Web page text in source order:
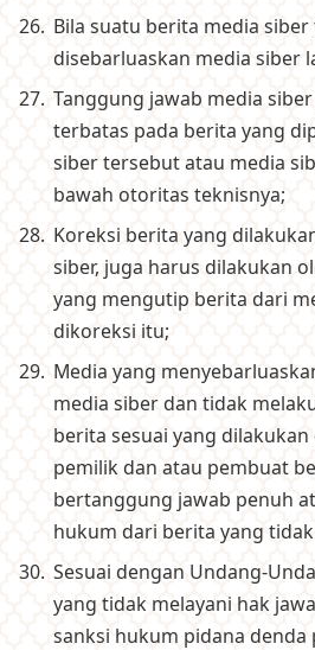
Bila suatu berita media
disebarluaskan media siber
Tanggung jawab media
terbatas pada berita yang
siber tersebut atau media
bawah otoritas teknisnya;
Koreksi berita yang
siber, juga harus dilakukan
yang mengutip berita dari
dikoreksi itu;
Media yang
media siber dan tidak
berita sesuai yang
pemilik dan atau pembuat
bertanggung jawab penuh
hukum dari berita yang
Sesuai dengan Undang-
yang tidak melayani hak
sanksi hukum pidana denda